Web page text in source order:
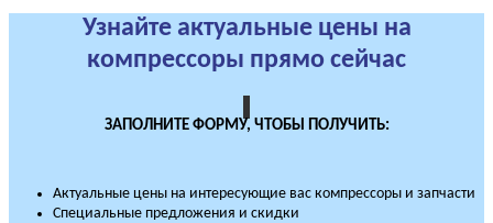
Узнайте актуальные цены на
компрессоры прямо сейчас
ЗАПОЛНИТЕ ФОРМУ, ЧТОБЫ ПОЛУЧИТЬ:
Актуальные цены на интересующие вас компрессоры и запчасти
Специальные предложения и скидки